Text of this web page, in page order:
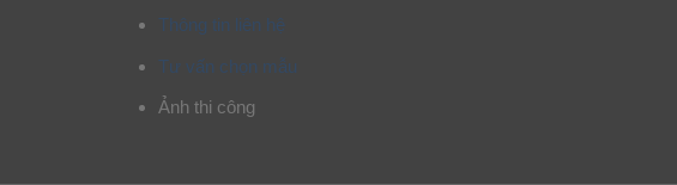
Thông tin liên hệ
Tư vấn chọn mẫu
Ảnh thi công